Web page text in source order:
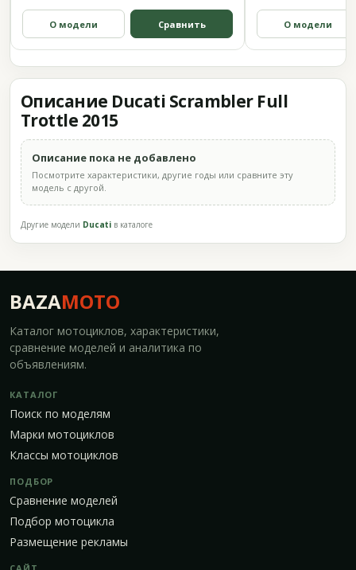
О модели Сравнить О модели
Описание Ducati Scrambler Full
Trottle 2015
Описание пока не добавлено
Посмотрите характеристики, другие годы или сравните эту
модель с другой.
Другие модели Ducati в каталоге
BAZAMOTO
Каталог мотоциклов, характеристики,
сравнение моделей и аналитика по
объявлениям.
КАТАЛОГ
Поиск по моделям
Марки мотоциклов
Классы мотоциклов
ПОДБОР
Сравнение моделей
Подбор мотоцикла
Размещение рекламы